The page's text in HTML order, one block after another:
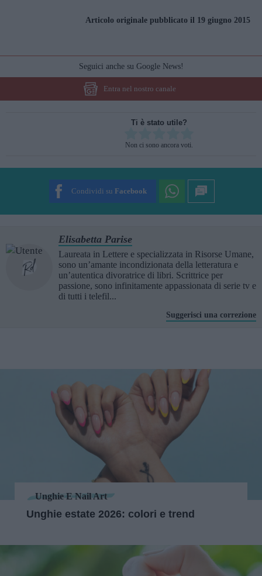
Articolo originale pubblicato il 19 giugno 2015
Seguici anche su Google News!
Entra nel nostro canale
Ti è stato utile?
Non ci sono ancora voti.
Condividi su Facebook
Elisabetta Parise
Laureata in Lettere e specializzata in Risorse Umane,
sono un’amante incondizionata della letteratura e
un’autentica divoratrice di libri. Scrittrice per
passione, sono infinitamente appassionata di serie tv e
di tutti i telefil...
Suggerisci una correzione
Unghie E Nail Art
Unghie estate 2026: colori e trend